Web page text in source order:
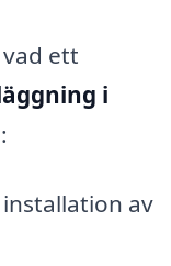
ett
i
av